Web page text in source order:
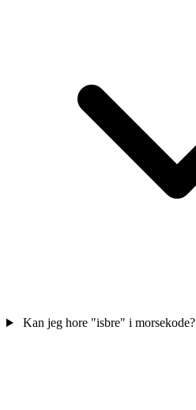
Kan jeg hore "isbre" i morsekode?